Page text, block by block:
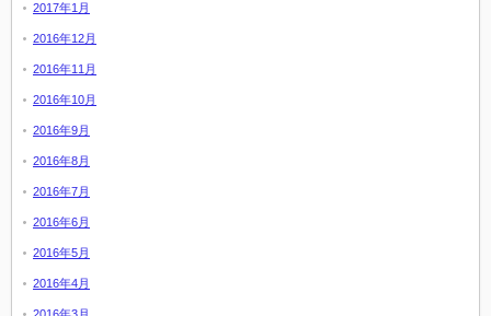
2017年1月
2016年12月
2016年11月
2016年10月
2016年9月
2016年8月
2016年7月
2016年6月
2016年5月
2016年4月